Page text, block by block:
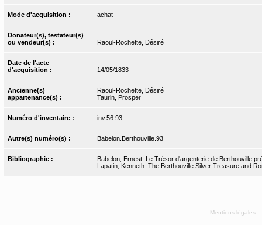
Mode d'acquisition : achat
Donateur(s), testateur(s)
ou vendeur(s) :
Raoul-Rochette, Désiré
Date de l'acte
d'acquisition :
14/05/1833
Ancienne(s)
appartenance(s) :
Raoul-Rochette, Désiré
Taurin, Prosper
Numéro d'inventaire : inv.56.93
Autre(s) numéro(s) : Babelon.Berthouville.93
Bibliographie :
Babelon, Ernest. Le Trésor d'argenterie de Berthouville
Lapatin, Kenneth. The Berthouville Silver Treasure and
Mentions légales